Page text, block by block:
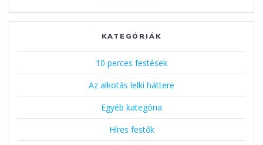
KATEGÓRIÁK
10 perces festések
Az alkotás lelki háttere
Egyéb kategória
Híres festők